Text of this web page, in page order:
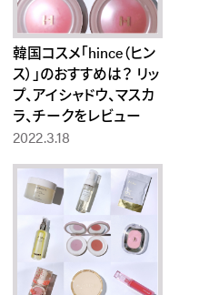
韓国コスメ「hince（ヒン
ス）」のおすすめは？ リッ
プ、アイシャドウ、マスカ
ラ、チークをレビュー
2022.3.18